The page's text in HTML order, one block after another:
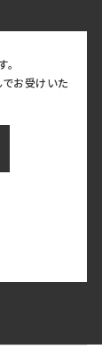
お受けいた